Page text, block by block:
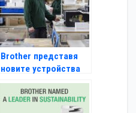
Brother представя
новите устройства
от серията
индустриални
етикетни принтери